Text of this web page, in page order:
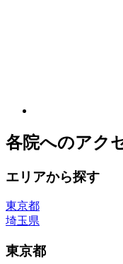
各院へのアク
エリアから探す
東京都
埼玉県
東京都